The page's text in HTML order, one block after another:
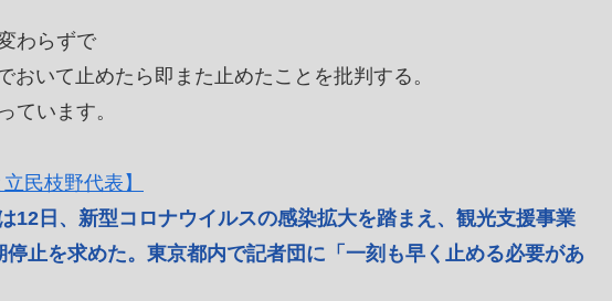
わらずで
おいて止めたら即また止めたことを批判する。
ています。
民枝野代表】
12日、新型コロナウイルスの感染拡大を踏まえ、観光支援事業
止を求めた。東京都内で記者団に「一刻も早く止める必要があ